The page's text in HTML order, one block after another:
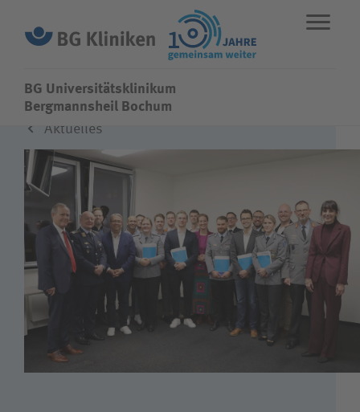
BG Universitätsklinikum
STANDORTE ENGLISHNOTFALL
Fachbereiche
Leistungen
Karriere
BG Universitätsklinikum
Bergmannsheil Bochum
Aktuelles